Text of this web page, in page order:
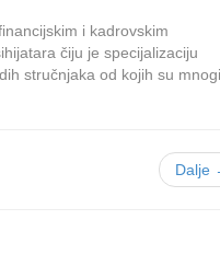
i kadrovskim
čiju je specijalizaciju
stručnjaka od kojih su mnogi
Dalje